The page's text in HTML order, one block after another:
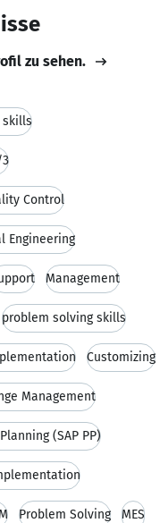
zu sehen.
skills
3
Control
Engineering
Management
problem solving skills
Customizing
Management
(SAP PP)
Problem Solving MES